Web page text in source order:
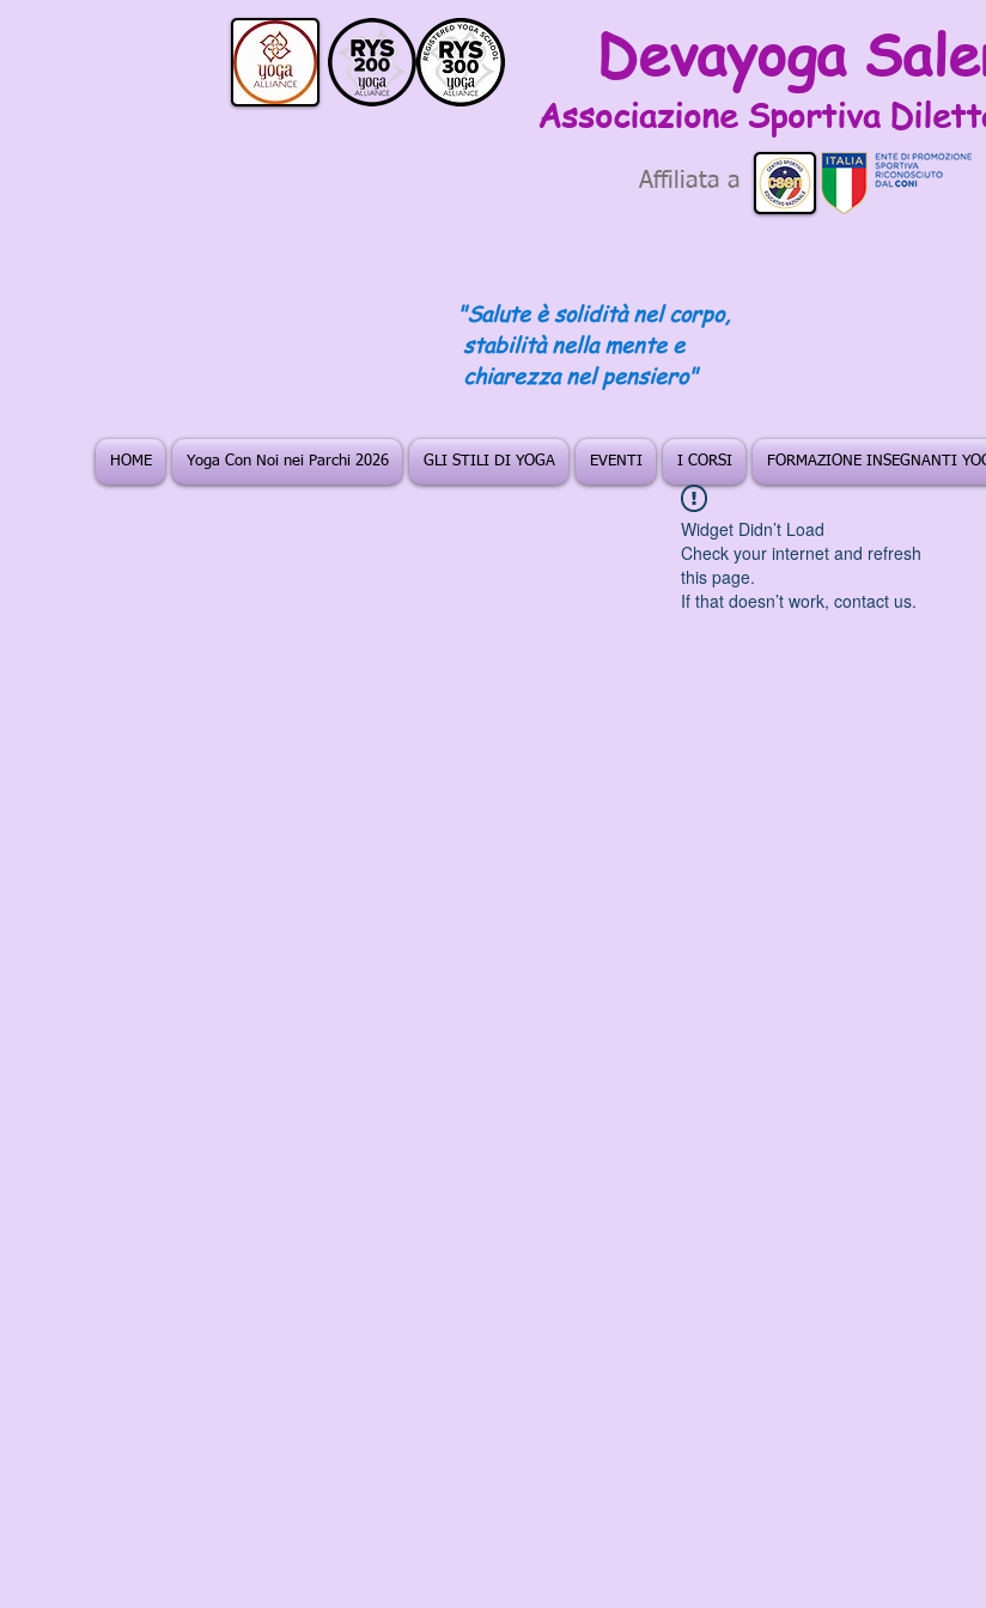
Devayoga
Associazione Sportiva
Affiliata a
"Salute è solidità nel corpo,
stabilità nella mente e
chiarezza nel pensiero"
HOME Yoga Con Noi nei Parchi 2026 GLI STILI DI YOGA EVENTI I CORSI FORMAZIONE INSEGNANTI
Widget Didn’t Load
Check your internet and refresh
this page.
If that doesn’t work, contact us.